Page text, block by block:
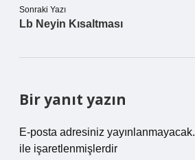
Sonraki Yazı
Lb Neyin Kısaltması
Bir yanıt yazın
E-posta adresiniz yayınlanmayacak.
ile işaretlenmişlerdir